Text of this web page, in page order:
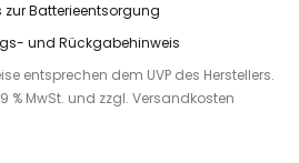
zur Batterieentsorgung
und Rückgabehinweis
entsprechen dem UVP des Herstellers.
% MwSt. und zzgl. Versandkosten